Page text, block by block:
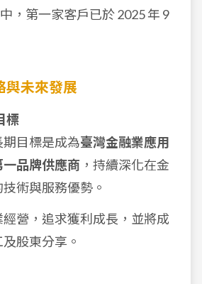
，第一家客戶已於 2025 年 9
與未來發展
標
期目標是成為臺灣金融業應用
品牌供應商 ，持續深化在金
術與服務優勢。
經營，追求獲利成長，並將成
股東分享。